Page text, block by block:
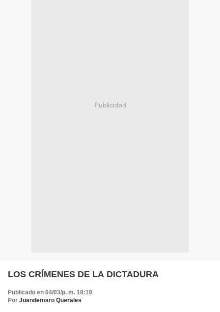
Publicidad
LOS CRÍMENES DE LA DICTADURA
Publicado en 04/03/p. m. 18:19
Por Juandemaro Querales